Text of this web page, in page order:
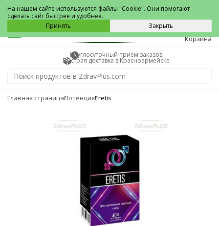
Красноармейск
0
Корзина
Круглосуточный прием заказов
Быстрая доставка в Красноармейске
Главная страницаПотенцияEretis
На нашем сайте используются файлы "Cookie". Они помогают
сделать сайт быстрее и удобнее.
Принять
Закрыть